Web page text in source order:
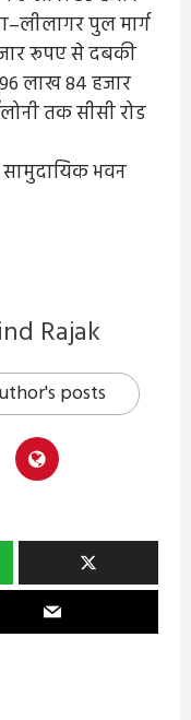
पुल मार्ग
रूपए से दबकी
लाख 84 हजार
तक सीसी रोड
भवन
Rajak
posts